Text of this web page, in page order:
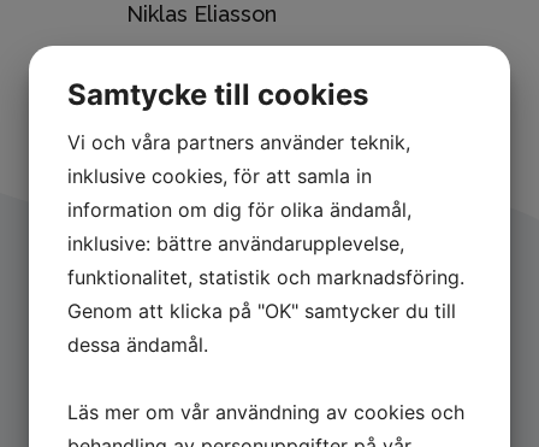
Niklas Eliasson
Följ det senaste hos oss
Samtycke till cookies
Vi och våra partners använder teknik,
inklusive cookies, för att samla in
information om dig för olika ändamål,
inklusive: bättre användarupplevelse,
funktionalitet, statistik och marknadsföring.
Genom att klicka på "OK" samtycker du till
dessa ändamål.
Läs mer om vår användning av cookies och